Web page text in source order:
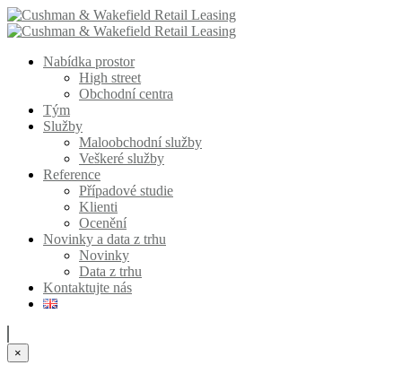
Nabídka prostor
High street
Obchodní centra
Tým
Služby
Maloobchodní služby
Veškeré služby
Reference
Případové studie
Klienti
Ocenění
Novinky a data z trhu
Novinky
Data z trhu
Kontaktujte nás
×